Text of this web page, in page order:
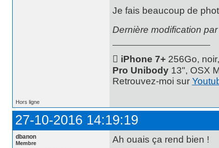
Je fais beaucoup de
Dernière modification
 iPhone 7+256Go,
Pro Unibody13", OSX
Retrouvez-moi sur
Hors ligne
27-10-2016 14:19:19
dbanon
Membre
Ah ouais ça rend bien !